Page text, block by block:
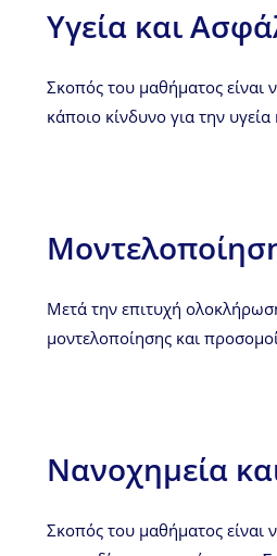
Υγεία και
Σκοπός του μαθήματος είναι
κάποιο κίνδυνο για την
Μετά την επιτυχή
μοντελοποίησης και
Νανοχημεία
Σκοπός του μαθήματος είναι